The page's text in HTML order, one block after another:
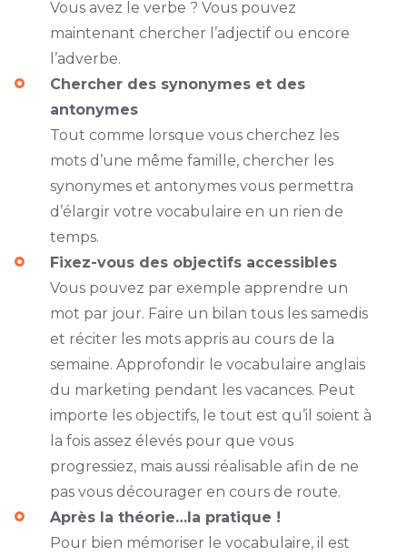
Vous avez le verbe ? Vous pouvez
maintenant chercher l’adjectif ou encore
l’adverbe.
Chercher des synonymes et des
antonymes
Tout comme lorsque vous cherchez les
mots d’une même famille, chercher les
synonymes et antonymes vous permettra
d’élargir votre vocabulaire en un rien de
temps.
Fixez-vous des objectifs accessibles
Vous pouvez par exemple apprendre un
mot par jour. Faire un bilan tous les samedis
et réciter les mots appris au cours de la
semaine. Approfondir le vocabulaire anglais
du marketing pendant les vacances. Peut
importe les objectifs, le tout est qu’il soient à
la fois assez élevés pour que vous
progressiez, mais aussi réalisable afin de ne
pas vous décourager en cours de route.
Après la théorie…la pratique !
Pour bien mémoriser le vocabulaire, il est